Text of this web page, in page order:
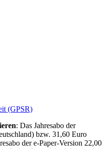
(GPSR)
: Das Jahresabo der
bzw. 31,60 Euro
der e-Paper-Version 22,00